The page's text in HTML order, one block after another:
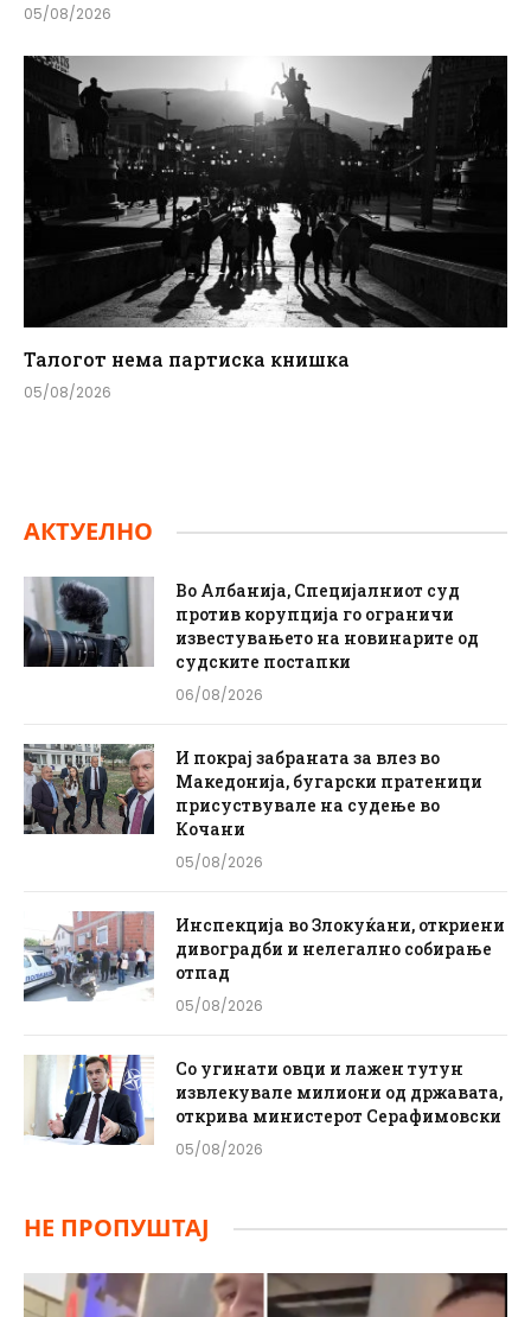
05/08/2026
Талогот нема партиска книшка
05/08/2026
АКТУЕЛНО
Во Албанија, Специјалниот суд
против корупција го ограничи
известувањето на новинарите од
судските постапки
06/08/2026
И покрај забраната за влез во
Македонија, бугарски пратеници
присуствувале на судење во
Кочани
05/08/2026
Инспекција во Злокуќани, откриени
дивоградби и нелегално собирање
отпад
05/08/2026
Со угинати овци и лажен тутун
извлекувале милиони од државата,
открива министерот Серафимовски
05/08/2026
НЕ ПРОПУШТАЈ